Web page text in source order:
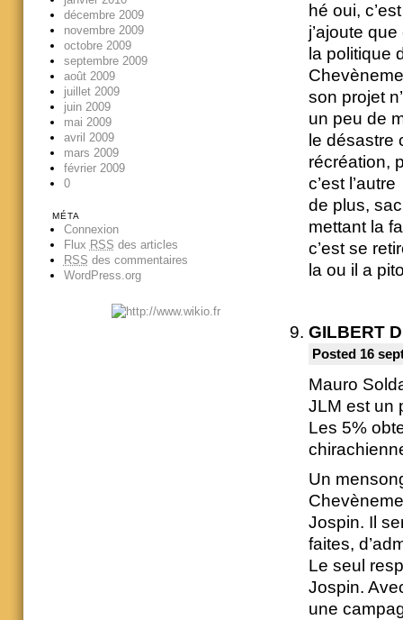
hé oui,
j’ajoute
la politique
son projet
un peu de
le désastre
récréation,
c’est l’autre
de plus,
mettant la
c’est se
la ou il a
GILBERT
Posted 16
Mauro
JLM est un
Les 5%
Un
Jospin. Il
faites,
Le seul
Jospin.
une
décembre 2009
novembre 2009
octobre 2009
septembre 2009
août 2009
juillet 2009
juin 2009
mai 2009
avril 2009
mars 2009
février 2009
0
MÉTA
Connexion
Flux RSS des articles
RSS des commentaires
WordPress.org